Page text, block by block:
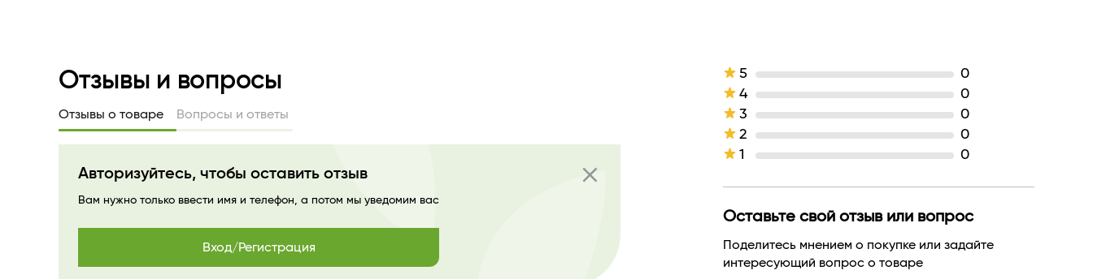
Отзывы и вопросы
Отзывы о товаре Вопросы и ответы
close
Авторизуйтесь, чтобы оставить отзыв
Вам нужно только ввести имя и телефон, а потом мы уведомим вас
Вход/Регистрация
5
0
4
0
3
0
2
0
1
0
Оставьте свой отзыв или вопрос
Поделитесь мнением о покупке или задайте
интересующий вопрос о товаре